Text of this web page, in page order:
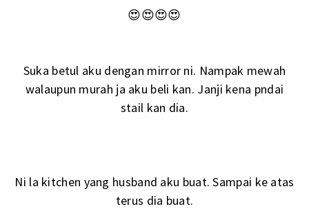
😍😍😍😍
Suka betul aku dengan mirror ni. Nampak mewah
walaupun murah ja aku beli kan. Janji kena pndai
stail kan dia.
Ni la kitchen yang husband aku buat. Sampai ke atas
terus dia buat.